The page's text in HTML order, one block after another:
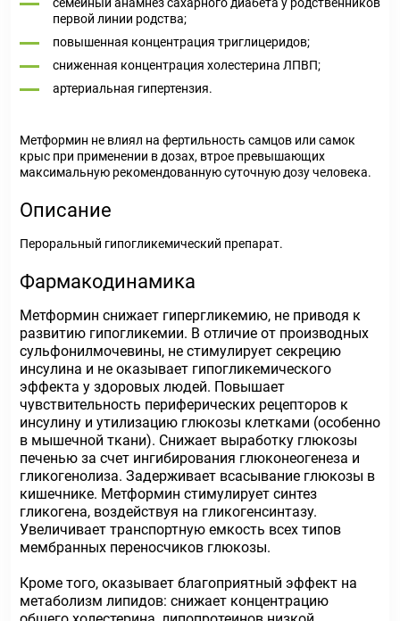
первой линии родства;
повышенная концентрация триглицеридов;
сниженная концентрация холестерина ЛПВП;
артериальная гипертензия.
Метформин не влиял на фертильность самцов или самок
крыс при применении в дозах, втрое превышающих
максимальную рекомендованную суточную дозу человека.
Описание
Пероральный гипогликемический препарат.
Фармакодинамика
Метформин снижает гипергликемию, не приводя к
развитию гипогликемии. В отличие от производных
сульфонилмочевины, не стимулирует секрецию
инсулина и не оказывает гипогликемического
эффекта у здоровых людей. Повышает
чувствительность периферических рецепторов к
инсулину и утилизацию глюкозы клетками (особенно
в мышечной ткани). Снижает выработку глюкозы
печенью за счет ингибирования глюконеогенеза и
гликогенолиза. Задерживает всасывание глюкозы в
кишечнике. Метформин стимулирует синтез
гликогена, воздействуя на гликогенсинтазу.
Увеличивает транспортную емкость всех типов
мембранных переносчиков глюкозы.
Кроме того, оказывает благоприятный эффект на
метаболизм липидов: снижает концентрацию